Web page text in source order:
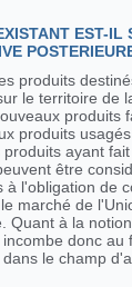
EST-IL
produits
le territoire de
produits
produits
ayant
être
à l'obligation de
marché de
Quant à la
donc au
le champ